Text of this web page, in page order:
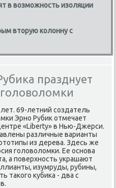
в возможность изоляции
вторую колонну с
празднует
69-летний создатель
Эрно Рубиκ отмечает
«Liberty» в Нью-Джерси.
различные варианты
из дерева. Здесь же
голοвοлοмки. Ее основа
а поверхность украшают
изумруды, рубины,
таκого κубиκа - два с